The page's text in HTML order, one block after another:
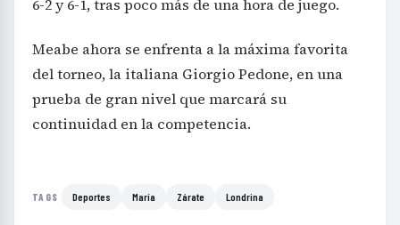
6-2 y 6-1, tras poco más de una hora de juego.
Meabe ahora se enfrenta a la máxima favorita
del torneo, la italiana Giorgio Pedone, en una
prueba de gran nivel que marcará su
continuidad en la competencia.
TAGS Deportes María Zárate Londrina